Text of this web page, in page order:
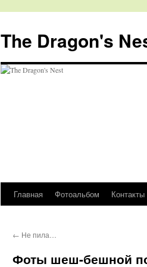
The Dragon's
Перейти
содержимому
Главная Фотоальбом Контакты
← Не пила…
Фоты шеш-бешной